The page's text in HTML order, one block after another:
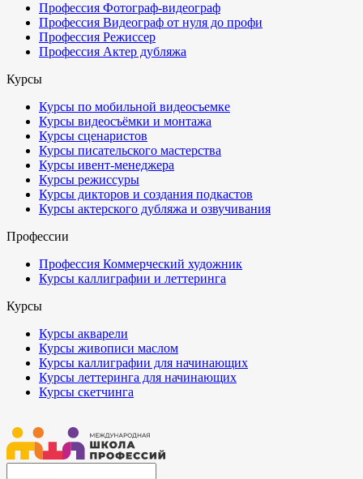
Профессия Фотограф-видеограф
Профессия Видеограф от нуля до профи
Профессия Режиссер
Профессия Актер дубляжа
Курсы
Курсы по мобильной видеосъемке
Курсы видеосъёмки и монтажа
Курсы сценаристов
Курсы писательского мастерства
Курсы ивент-менеджера
Курсы режиссуры
Курсы дикторов и создания подкастов
Курсы актерского дубляжа и озвучивания
Профессии
Профессия Коммерческий художник
Курсы каллиграфии и леттеринга
Курсы
Курсы акварели
Курсы живописи маслом
Курсы каллиграфии для начинающих
Курсы леттеринга для начинающих
Курсы скетчинга